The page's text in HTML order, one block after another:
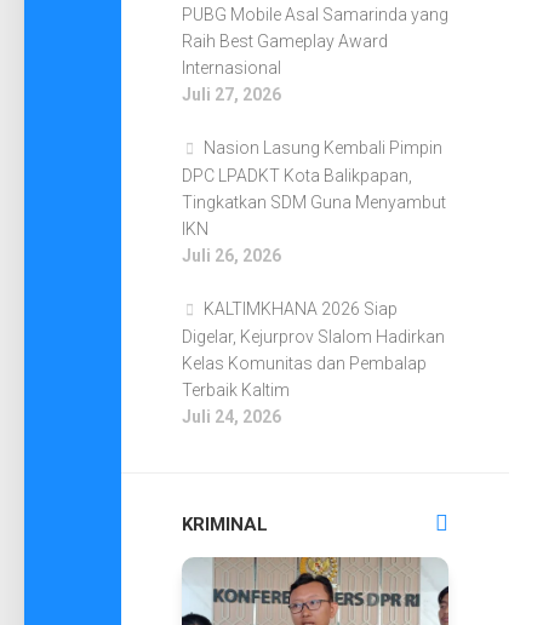
PUBG Mobile Asal Samarinda yang
Raih Best Gameplay Award
Internasional
Juli 27, 2026
Nasion Lasung Kembali Pimpin
DPC LPADKT Kota Balikpapan,
Tingkatkan SDM Guna Menyambut
IKN
Juli 26, 2026
KALTIMKHANA 2026 Siap
Digelar, Kejurprov Slalom Hadirkan
Kelas Komunitas dan Pembalap
Terbaik Kaltim
Juli 24, 2026
KRIMINAL